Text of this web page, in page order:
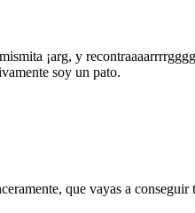
¡arg, y
soy un pato.
que vayas a conseguir